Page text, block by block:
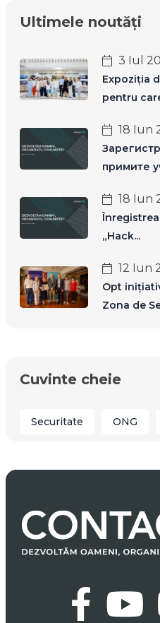
Ultimele noutăți
3 Iul
Expoziția
pentru
18 Iun
примите
18 Iun
„Hack...
12 Iun
Opt
Zona de
Cuvinte cheie
Securitate ONG